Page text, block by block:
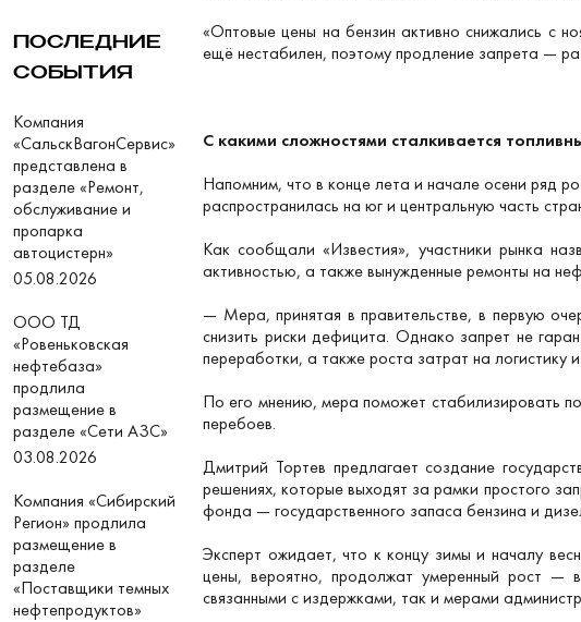
ПОСЛЕДНИЕ
СОБЫТИЯ
Компания
«СальскВагонСервис»
представлена в
разделе «Ремонт,
обслуживание и
пропарка
автоцистерн»
05.08.2026
ООО ТД
«Ровеньковская
нефтебаза»
продлила
размещение в
разделе «Сети АЗС»
03.08.2026
Компания «Сибирский
Регион» продлила
размещение в
разделе
«Поставщики темных
нефтепродуктов»
«Оптовые цены на бензин активно снижались с
ещё нестабилен, поэтому продление запрета —
С какими сложностями сталкивается
Напомним, что в конце лета и начале осени ряд
распространилась на юг и центральную часть
Как сообщали «Известия», участники рынка
активностью, а также вынужденные ремонты на
— Мера, принятая в правительстве, в первую
снизить риски дефицита. Однако запрет не
переработки, а также роста затрат на
По его мнению, мера поможет стабилизировать
перебоев.
Дмитрий Тортев предлагает создание
решениях, которые выходят за рамки простого
фонда — государственного запаса бензина и
Эксперт ожидает, что к концу зимы и началу
цены, вероятно, продолжат умеренный рост —
связанными с издержками, так и мерами